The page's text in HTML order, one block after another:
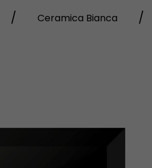
Ceramica Bianca